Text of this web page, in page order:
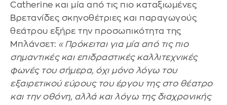
Catherine και μία από τις πιο καταξιωμένες
Βρετανίδες σκηνοθέτριες και παραγωγούς
θεάτρου εξήρε την προσωπικότητα της
Μπλάνσετ: «Πρόκειται για μία από τις πιο
σημαντικές και επιδραστικές καλλιτεχνικές
φωνές του σήμερα, όχι μόνο λόγω του
εξαιρετικού εύρους του έργου της στο θέατρο
και την οθόνη, αλλά και λόγω της διαχρονικής